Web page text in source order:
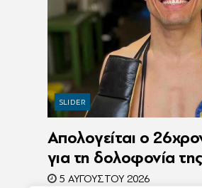
SLIDER
Απολογείται ο
για τη δολοφονία
στην Κυψέλη – Η
5 ΑΥΓΟΎΣΤΟΥ 2026